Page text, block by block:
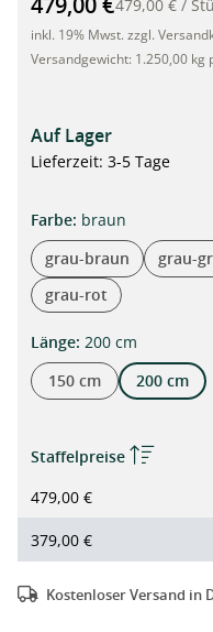
479,00 € /
inkl. 19% Mwst. zzgl.
Versandgewicht: 1.250,00 kg
Auf Lager
Lieferzeit: 3-5 Tage
Farbeauswählen
: braun
grau-braun
grau-
grau-rot
Längeauswählen
: 200 cm
150 cm
200 cm
Staffelpreise
479,00 €
379,00 €
Kostenloser Versand in